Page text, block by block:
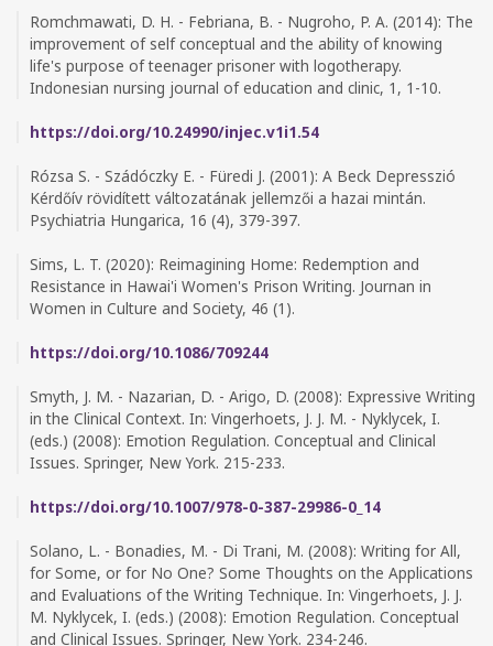
Romchmawati, D. H. - Febriana, B. - Nugroho, P. A. (2014): The
improvement of self conceptual and the ability of knowing
life's purpose of teenager prisoner with logotherapy.
Indonesian nursing journal of education and clinic, 1, 1-10.
https://doi.org/10.24990/injec.v1i1.54
Rózsa S. - Szádóczky E. - Füredi J. (2001): A Beck Depresszió
Kérdőív rövidített változatának jellemzői a hazai mintán.
Psychiatria Hungarica, 16 (4), 379-397.
Sims, L. T. (2020): Reimagining Home: Redemption and
Resistance in Hawai'i Women's Prison Writing. Journan in
Women in Culture and Society, 46 (1).
https://doi.org/10.1086/709244
Smyth, J. M. - Nazarian, D. - Arigo, D. (2008): Expressive Writing
in the Clinical Context. In: Vingerhoets, J. J. M. - Nyklycek, I.
(eds.) (2008): Emotion Regulation. Conceptual and Clinical
Issues. Springer, New York. 215-233.
https://doi.org/10.1007/978-0-387-29986-0_14
Solano, L. - Bonadies, M. - Di Trani, M. (2008): Writing for All,
for Some, or for No One? Some Thoughts on the Applications
and Evaluations of the Writing Technique. In: Vingerhoets, J. J.
M. Nyklycek, I. (eds.) (2008): Emotion Regulation. Conceptual
and Clinical Issues. Springer, New York. 234-246.